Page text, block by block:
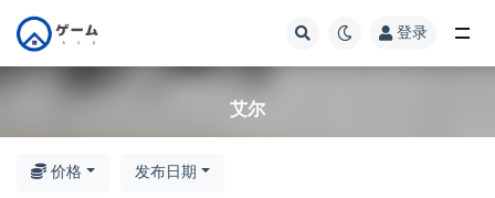
登录
艾尔
价格 发布日期